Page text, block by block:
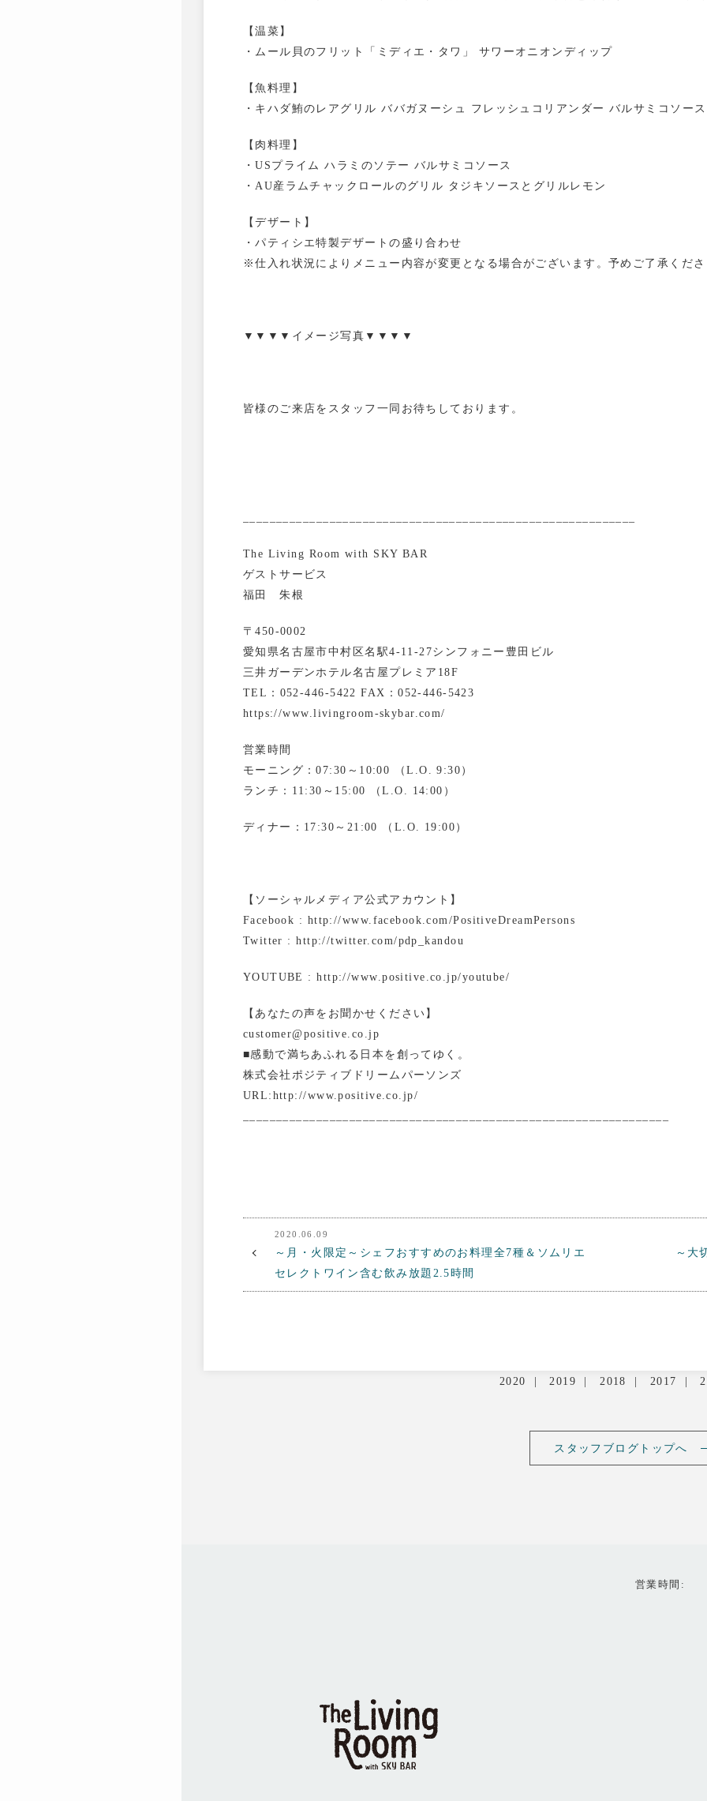
【温菜】
・ムール貝のフリット「ミディエ・タワ」 サワーオニオンディップ
【魚料理】
・キハダ鮪のレアグリル ババガヌーシュ フレッシュコリアンダー バルサミコソース
【肉料理】
・USプライム ハラミのソテー バルサミコソース
・AU産ラムチャックロールのグリル タジキソースとグリルレモン
【デザート】
・パティシエ特製デザートの盛り合わせ
※仕入れ状況によりメニュー内容が変更となる場合がございます。予めご了承くだ
▼▼▼▼イメージ写真▼▼▼▼
皆様のご来店をスタッフ一同お待ちしております。
The Living Room with SKY BAR
ゲストサービス
福田 朱根
〒450-0002
愛知県名古屋市中村区名駅4-11-27シンフォニー豊田ビル
三井ガーデンホテル名古屋プレミア18F
TEL：052-446-5422 FAX：052-446-5423
https://www.livingroom-skybar.com/
営業時間
モーニング：07:30～10:00 （L.O. 9:30）
ランチ：11:30～15:00 （L.O. 14:00）
ディナー：17:30～21:00 （L.O. 19:00）
【ソーシャルメディア公式アカウント】
Facebook : http://www.facebook.com/PositiveDreamPersons
Twitter : http://twitter.com/pdp_kandou
YOUTUBE : http://www.positive.co.jp/youtube/
【あなたの声をお聞かせください】
customer@positive.co.jp
■感動で満ちあふれる日本を創ってゆく。
株式会社ポジティブドリームパーソンズ
URL:http://www.positive.co.jp/
2020.06.09
～月・火限定～シェフおすすめのお料理全7種＆ソムリエ
セレクトワイン含む飲み放題2.5時間
～大
2020 2019 2018 2017
スタッフブログトップへ
営業時間